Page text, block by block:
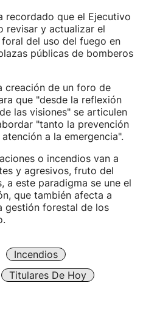
recordado que el Ejecutivo
revisar y actualizar el
foral del uso del fuego en
públicas de bomberos
creación de un foro de
que "desde la reflexión
las visiones" se articulen
"tanto la prevención
a la emergencia".
o incendios van a
y agresivos, fruto del
a este paradigma se une el
que también afecta a
gestión forestal de los
Incendios
Titulares De Hoy